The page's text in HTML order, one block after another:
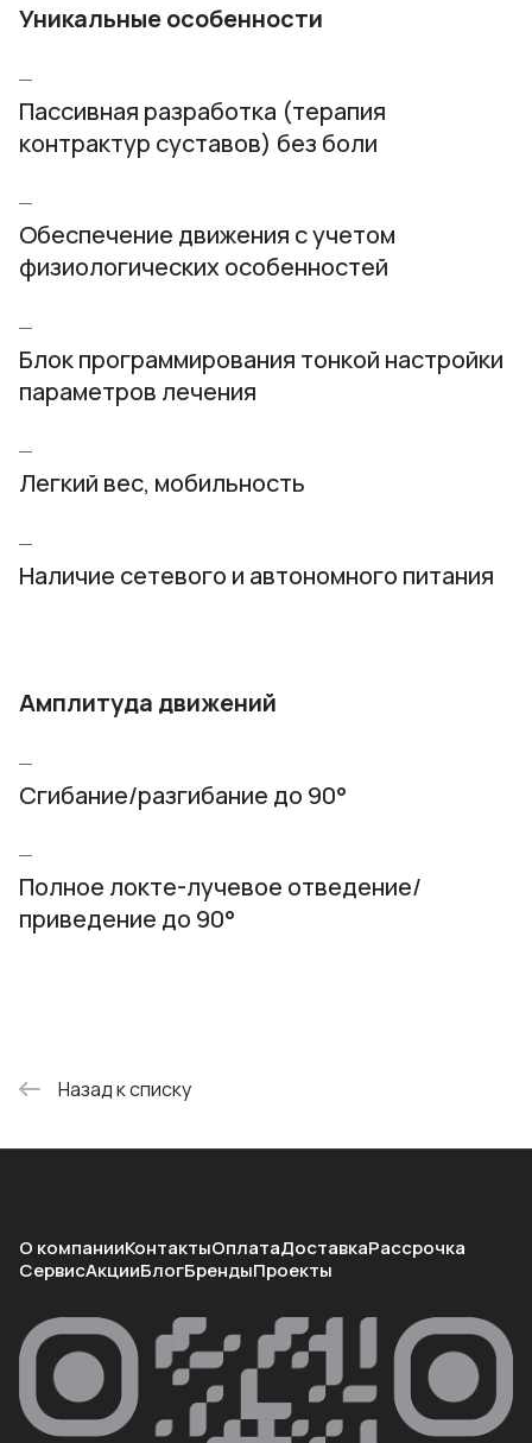
Уникальные особенности
Пассивная разработка (терапия
контрактур суставов) без боли
Обеспечение движения с учетом
физиологических особенностей
Блок программирования тонкой настройки
параметров лечения
Легкий вес, мобильность
Наличие сетевого и автономного питания
Амплитуда движений
Сгибание/разгибание до 90°
Полное локте-лучевое отведение/
приведение до 90°
Назад к списку
О компанииКонтактыОплатаДоставкаРассрочка
СервисАкцииБлогБрендыПроекты